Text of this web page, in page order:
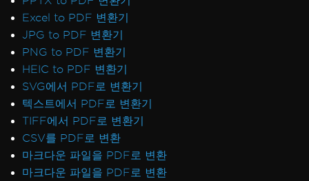
Excel to PDF 변환기
JPG to PDF 변환기
PNG to PDF 변환기
HEIC to PDF 변환기
SVG에서 PDF로 변환기
텍스트에서 PDF로 변환기
TIFF에서 PDF로 변환기
CSV를 PDF로 변환
마크다운 파일을 PDF로 변환
마크다운 파일을 PDF로 변환